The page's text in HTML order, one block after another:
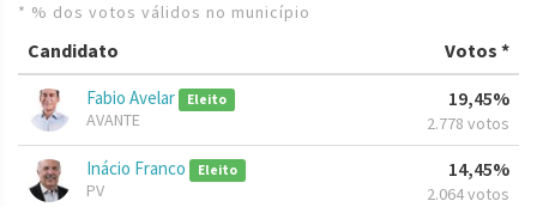
* % dos votos válidos no município
Candidato Votos *
Fabio Avelar Eleito
AVANTE
19,45%
2.778 votos
Inácio Franco Eleito
PV
14,45%
2.064 votos